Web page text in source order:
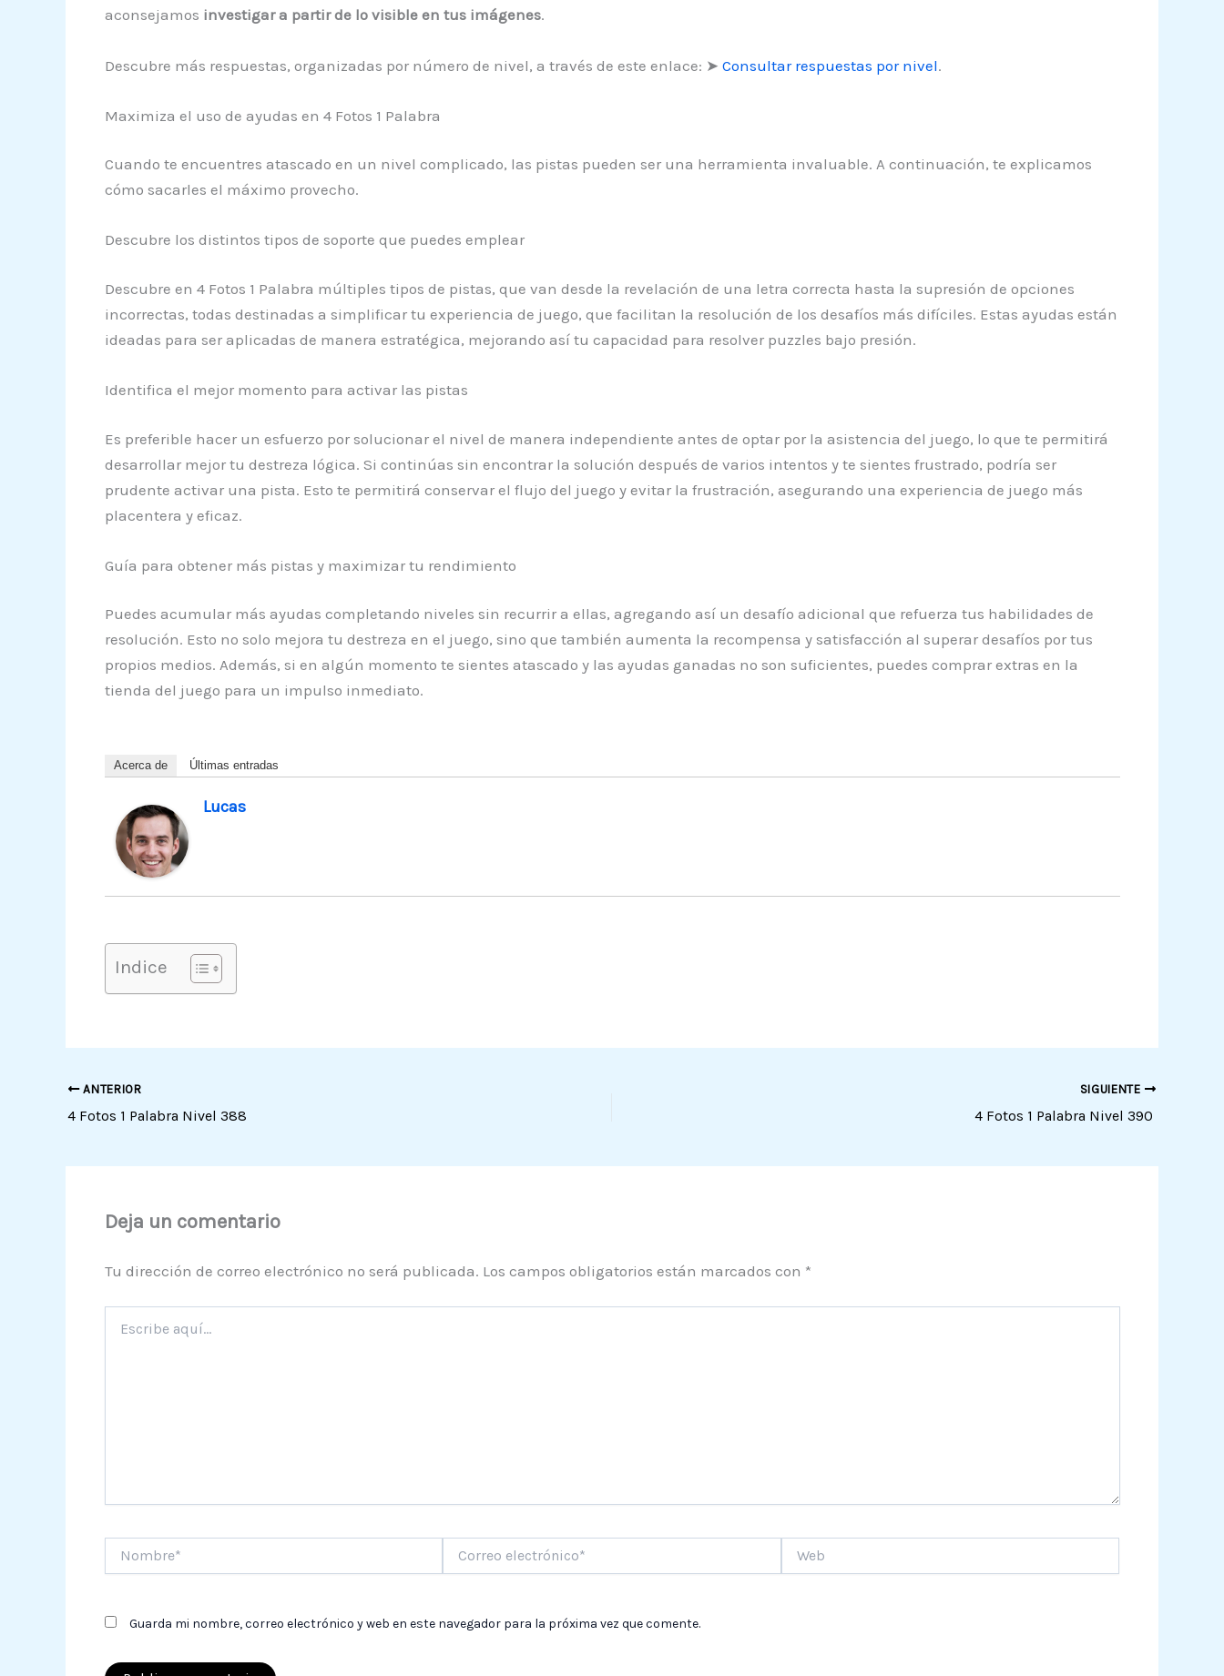
aconsejamos investigar a partir de lo visible en tus imágenes.
Descubre más respuestas, organizadas por número de nivel, a través de este enlace: ➤ Consultar respuestas por nivel.
Maximiza el uso de ayudas en 4 Fotos 1 Palabra
Cuando te encuentres atascado en un nivel complicado, las pistas pueden ser una herramienta invaluable. A continuación, te explicamos
cómo sacarles el máximo provecho.
Descubre los distintos tipos de soporte que puedes emplear
Descubre en 4 Fotos 1 Palabra múltiples tipos de pistas, que van desde la revelación de una letra correcta hasta la supresión de opciones
incorrectas, todas destinadas a simplificar tu experiencia de juego, que facilitan la resolución de los desafíos más difíciles. Estas ayudas están
ideadas para ser aplicadas de manera estratégica, mejorando así tu capacidad para resolver puzzles bajo presión.
Identifica el mejor momento para activar las pistas
Es preferible hacer un esfuerzo por solucionar el nivel de manera independiente antes de optar por la asistencia del juego, lo que te permitirá
desarrollar mejor tu destreza lógica. Si continúas sin encontrar la solución después de varios intentos y te sientes frustrado, podría ser
prudente activar una pista. Esto te permitirá conservar el flujo del juego y evitar la frustración, asegurando una experiencia de juego más
placentera y eficaz.
Guía para obtener más pistas y maximizar tu rendimiento
Puedes acumular más ayudas completando niveles sin recurrir a ellas, agregando así un desafío adicional que refuerza tus habilidades de
resolución. Esto no solo mejora tu destreza en el juego, sino que también aumenta la recompensa y satisfacción al superar desafíos por tus
propios medios. Además, si en algún momento te sientes atascado y las ayudas ganadas no son suficientes, puedes comprar extras en la
tienda del juego para un impulso inmediato.
Acerca de Últimas entradas
Lucas
Indice
ANTERIOR
4 Fotos 1 Palabra Nivel 388
SIGUIENTE
4 Fotos 1 Palabra Nivel 390
Deja un comentario
Tu dirección de correo electrónico no será publicada. Los campos obligatorios están marcados con *
aquí...
electrónico*
Guarda mi nombre, correo electrónico y web en este navegador para la próxima vez que comente.